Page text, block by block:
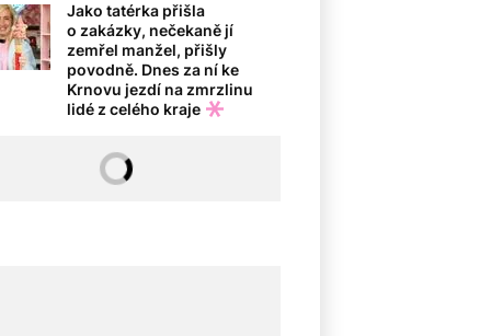
Jako tatérka přišla
o zakázky, nečekaně jí
zemřel manžel, přišly
povodně. Dnes za ní ke
Krnovu jezdí na zmrzlinu
lidé z celého kraje